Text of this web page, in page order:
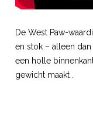
De West Paw-
en stok – alleen
een holle
gewicht maakt .